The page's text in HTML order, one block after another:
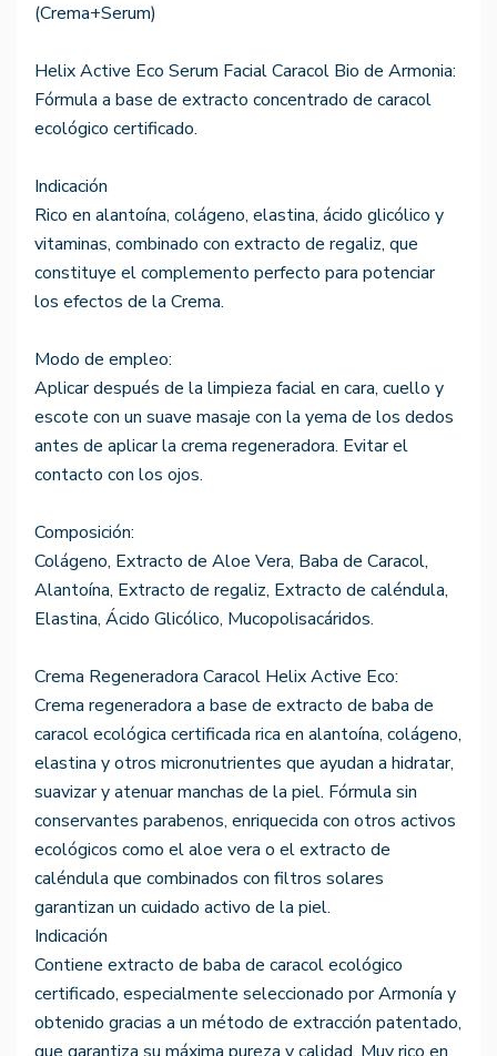
(Crema+Serum)
Helix Active Eco Serum Facial Caracol Bio de Armonia:
Fórmula a base de extracto concentrado de caracol
ecológico certificado.
Indicación
Rico en alantoína, colágeno, elastina, ácido glicólico y
vitaminas, combinado con extracto de regaliz, que
constituye el complemento perfecto para potenciar
los efectos de la Crema.
Modo de empleo:
Aplicar después de la limpieza facial en cara, cuello y
escote con un suave masaje con la yema de los dedos
antes de aplicar la crema regeneradora. Evitar el
contacto con los ojos.
Composición:
Colágeno, Extracto de Aloe Vera, Baba de Caracol,
Alantoína, Extracto de regaliz, Extracto de caléndula,
Elastina, Ácido Glicólico, Mucopolisacáridos.
Crema Regeneradora Caracol Helix Active Eco:
Crema regeneradora a base de extracto de baba de
caracol ecológica certificada rica en alantoína, colágeno,
elastina y otros micronutrientes que ayudan a hidratar,
suavizar y atenuar manchas de la piel. Fórmula sin
conservantes parabenos, enriquecida con otros activos
ecológicos como el aloe vera o el extracto de
caléndula que combinados con filtros solares
garantizan un cuidado activo de la piel.
Indicación
Contiene extracto de baba de caracol ecológico
certificado, especialmente seleccionado por Armonía y
obtenido gracias a un método de extracción patentado,